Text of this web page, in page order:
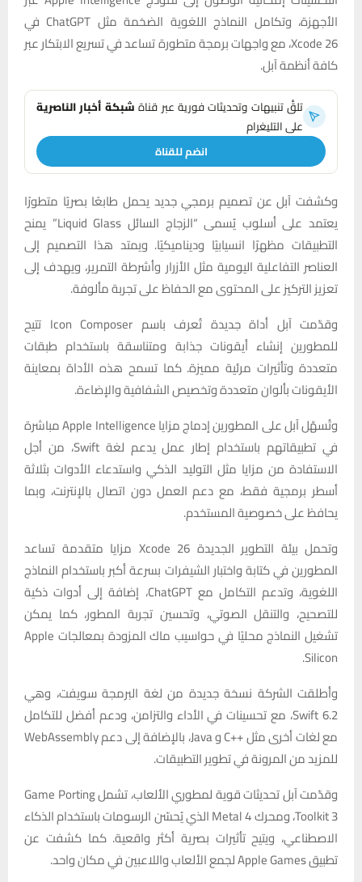
الأجهزة، وتكامل النماذج اللغوية الضخمة مثل ChatGPT في
Xcode 26، مع واجهات برمجة متطورة تساعد في تسريع الابتكار عبر
كافة أنظمة آبل.
تلقَّ تنبيهات وتحديثات فورية عبر قناةشبكة أخبار الناصرية
على التليغرام
انضم للقناة
وكشفت آبل عن تصميم برمجي جديد يحمل طابعًا بصريًا متطورًا
يعتمد على أسلوب يُسمى “الزجاج السائل Liquid Glass” يمنح
التطبيقات مظهرًا انسيابيًا وديناميكيًا. ويمتد هذا التصميم إلى
العناصر التفاعلية اليومية مثل الأزرار وأشرطة التمرير، ويهدف إلى
تعزيز التركيز على المحتوى مع الحفاظ على تجربة مألوفة.
وقدّمت آبل أداة جديدة تُعرف باسم Icon Composer تتيح
للمطورين إنشاء أيقونات جذابة ومتناسقة باستخدام طبقات
متعددة وتأثيرات مرئية مميزة. كما تسمح هذه الأداة بمعاينة
الأيقونات بألوان متعددة وتخصيص الشفافية والإضاءة.
وتُسهّل آبل على المطورين إدماج مزايا Apple Intelligence مباشرة
في تطبيقاتهم باستخدام إطار عمل يدعم لغة Swift، من أجل
الاستفادة من مزايا مثل التوليد الذكي واستدعاء الأدوات بثلاثة
أسطر برمجية فقط، مع دعم العمل دون اتصال بالإنترنت، وبما
يحافظ على خصوصية المستخدم.
وتحمل بيئة التطوير الجديدة Xcode 26 مزايا متقدمة تساعد
المطورين في كتابة واختبار الشيفرات بسرعة أكبر باستخدام النماذج
اللغوية، وتدعم التكامل مع ChatGPT، إضافة إلى أدوات ذكية
للتصحيح، والتنقل الصوتي، وتحسين تجربة المطور، كما يمكن
تشغيل النماذج محليًا في حواسيب ماك المزودة بمعالجات Apple
Silicon.
وأطلقت الشركة نسخة جديدة من لغة البرمجة سويفت، وهي
Swift 6.2، مع تحسينات في الأداء والتزامن، ودعم أفضل للتكامل
مع لغات أخرى مثل ++C و Java، بالإضافة إلى دعم WebAssembly
للمزيد من المرونة في تطوير التطبيقات.
وقدّمت آبل تحديثات قوية لمطوري الألعاب، تشمل Game Porting
Toolkit 3، ومحرك Metal 4 الذي يُحسّن الرسومات باستخدام الذكاء
الاصطناعي، ويتيح تأثيرات بصرية أكثر واقعية. كما كشفت عن
تطبيق Apple Games لجمع الألعاب واللاعبين في مكان واحد.